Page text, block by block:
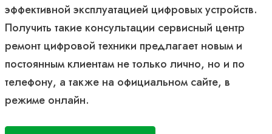
эффективной эксплуатацией цифровых устройств.
Получить такие консультации сервисный центр
ремонт цифровой техники предлагает новым и
постоянным клиентам не только лично, но и по
телефону, а также на официальном сайте, в
режиме онлайн.